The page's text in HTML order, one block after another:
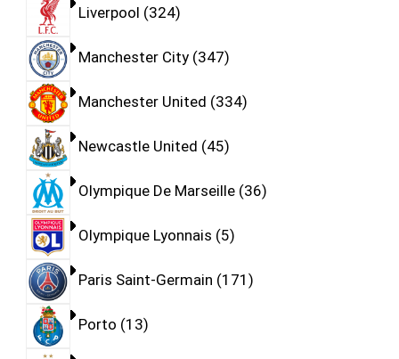
Liverpool 324
Manchester City 347
Manchester United 334
Newcastle United 45
Olympique De Marseille 36
Olympique Lyonnais 5
Paris Saint-Germain 171
Porto 13